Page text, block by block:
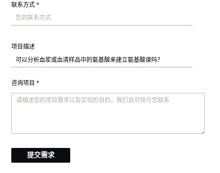
联系方式 *
项目描述
咨询项目 *
提交需求